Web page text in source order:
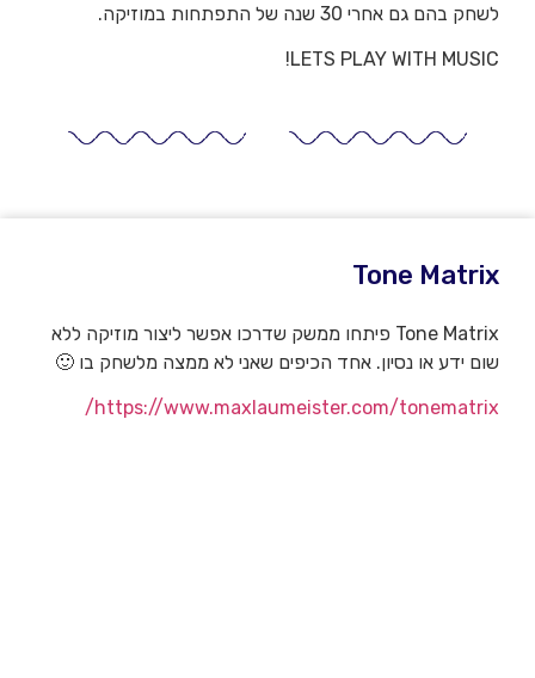
לשחק בהם גם אחרי 30 שנה של התפתחות במוזיקה.
LETS PLAY WITH MUSIC!
Tone Matrix
Tone Matrix פיתחו ממשק שדרכו אפשר ליצור מוזיקה ללא
שום ידע או נסיון. אחד הכיפים שאני לא ממצה מלשחק בו 🙂
https://www.maxlaumeister.com/tonematrix/